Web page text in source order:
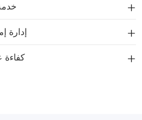
إدارة
كفاءة